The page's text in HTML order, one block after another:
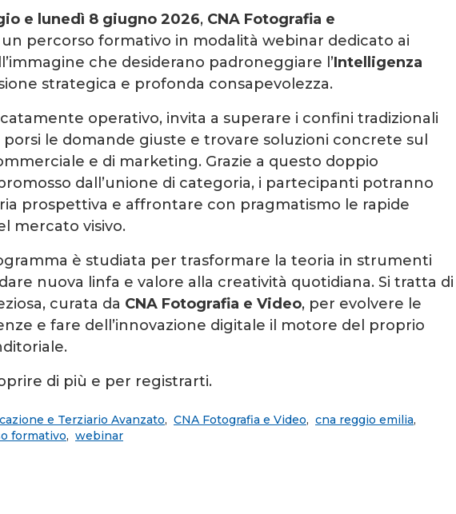
e lunedì 8 giugno 2026, CNA Fotografia e
percorso formativo in modalità webinar dedicato ai
che desiderano padroneggiare l’Intelligenza
strategica e profonda consapevolezza.
operativo, invita a superare i confini tradizionali
le domande giuste e trovare soluzioni concrete sul
e di marketing. Grazie a questo doppio
dall’unione di categoria, i partecipanti potranno
prospettiva e affrontare con pragmatismo le rapide
mercato visivo.
è studiata per trasformare la teoria in strumenti
nuova linfa e valore alla creatività quotidiana. Si tratta di
curata da CNA Fotografia e Video, per evolvere le
e fare dell’innovazione digitale il motore del proprio
di più e per registrarti.
e Terziario Avanzato, CNA Fotografia e Video, cna reggio emilia,
formativo, webinar